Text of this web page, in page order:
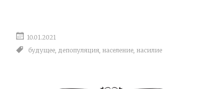
10.01.2021
будущее депопуляция население насилие